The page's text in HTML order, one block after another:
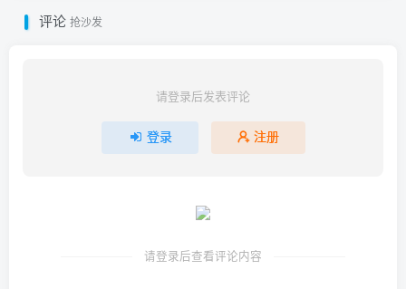
评论 抢沙发
请登录后发表评论
登录 注册
请登录后查看评论内容